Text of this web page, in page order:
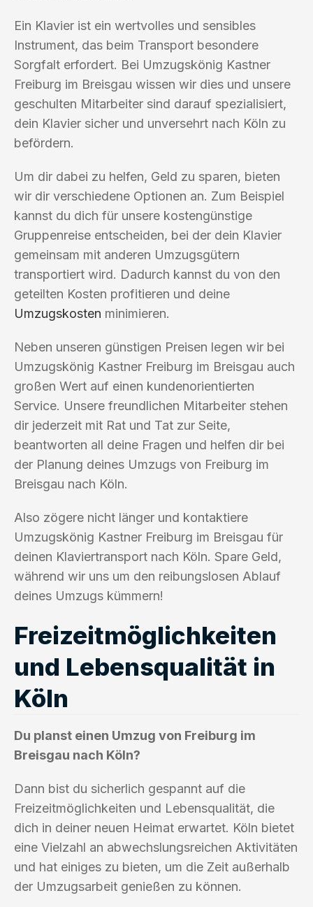
Ein Klavier ist ein wertvolles und sensibles
Instrument, das beim Transport besondere
Sorgfalt erfordert. Bei Umzugskönig Kastner
Freiburg im Breisgau wissen wir dies und unsere
geschulten Mitarbeiter sind darauf spezialisiert,
dein Klavier sicher und unversehrt nach Köln zu
befördern.
Um dir dabei zu helfen, Geld zu sparen, bieten
wir dir verschiedene Optionen an. Zum Beispiel
kannst du dich für unsere kostengünstige
Gruppenreise entscheiden, bei der dein Klavier
gemeinsam mit anderen Umzugsgütern
transportiert wird. Dadurch kannst du von den
geteilten Kosten profitieren und deine
Umzugskosten minimieren.
Neben unseren günstigen Preisen legen wir bei
Umzugskönig Kastner Freiburg im Breisgau auch
großen Wert auf einen kundenorientierten
Service. Unsere freundlichen Mitarbeiter stehen
dir jederzeit mit Rat und Tat zur Seite,
beantworten all deine Fragen und helfen dir bei
der Planung deines Umzugs von Freiburg im
Breisgau nach Köln.
Also zögere nicht länger und kontaktiere
Umzugskönig Kastner Freiburg im Breisgau für
deinen Klaviertransport nach Köln. Spare Geld,
während wir uns um den reibungslosen Ablauf
deines Umzugs kümmern!
Freizeitmöglichkeiten
und Lebensqualität in
Köln
Du planst einen Umzug von Freiburg im
Breisgau nach Köln?
Dann bist du sicherlich gespannt auf die
Freizeitmöglichkeiten und Lebensqualität, die
dich in deiner neuen Heimat erwartet. Köln bietet
eine Vielzahl an abwechslungsreichen Aktivitäten
und hat einiges zu bieten, um die Zeit außerhalb
der Umzugsarbeit genießen zu können.